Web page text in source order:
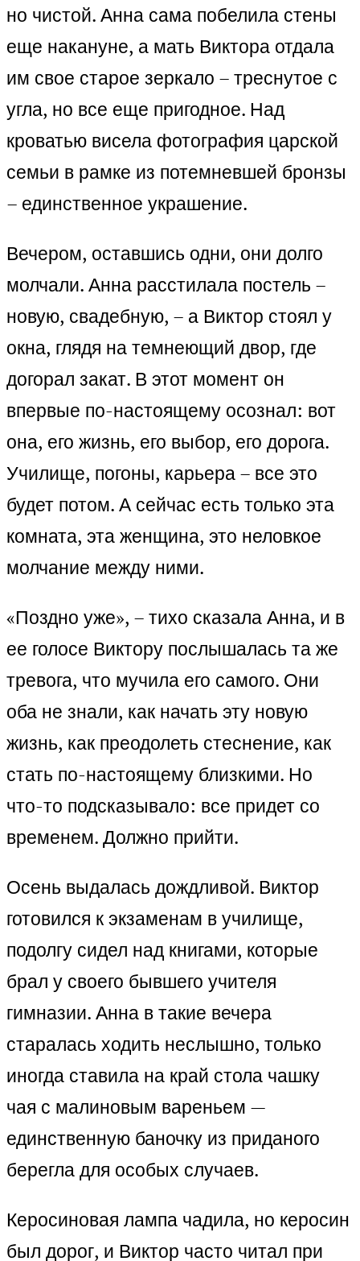
но чистой. Анна сама побелила стены
еще накануне, а мать Виктора отдала
им свое старое зеркало – треснутое с
угла, но все еще пригодное. Над
кроватью висела фотография царской
семьи в рамке из потемневшей бронзы
– единственное украшение.
Вечером, оставшись одни, они долго
молчали. Анна расстилала постель –
новую, свадебную, – а Виктор стоял у
окна, глядя на темнеющий двор, где
догорал закат. В этот момент он
впервые по-настоящему осознал: вот
она, его жизнь, его выбор, его дорога.
Училище, погоны, карьера – все это
будет потом. А сейчас есть только эта
комната, эта женщина, это неловкое
молчание между ними.
«Поздно уже», – тихо сказала Анна, и в
ее голосе Виктору послышалась та же
тревога, что мучила его самого. Они
оба не знали, как начать эту новую
жизнь, как преодолеть стеснение, как
стать по-настоящему близкими. Но
что-то подсказывало: все придет со
временем. Должно прийти.
Осень выдалась дождливой. Виктор
готовился к экзаменам в училище,
подолгу сидел над книгами, которые
брал у своего бывшего учителя
гимназии. Анна в такие вечера
старалась ходить неслышно, только
иногда ставила на край стола чашку
чая с малиновым вареньем —
единственную баночку из приданого
берегла для особых случаев.
Керосиновая лампа чадила, но керосин
был дорог, и Виктор часто читал при